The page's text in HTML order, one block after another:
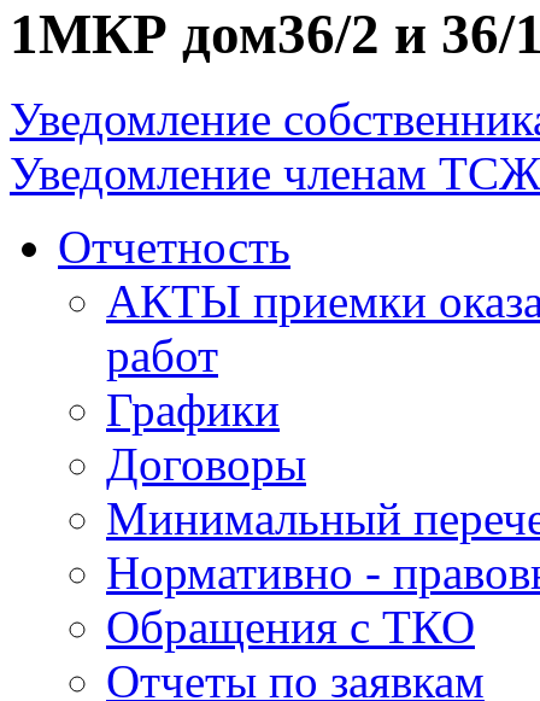
1МКР дом36/2 и 36/
Уведомление
Уведомление членам ТСЖ
Отчетность
АКТЫ приемки
работ
Графики
Договоры
Минимальный
Нормативно -
Обращения с ТКО
Отчеты по заявкам